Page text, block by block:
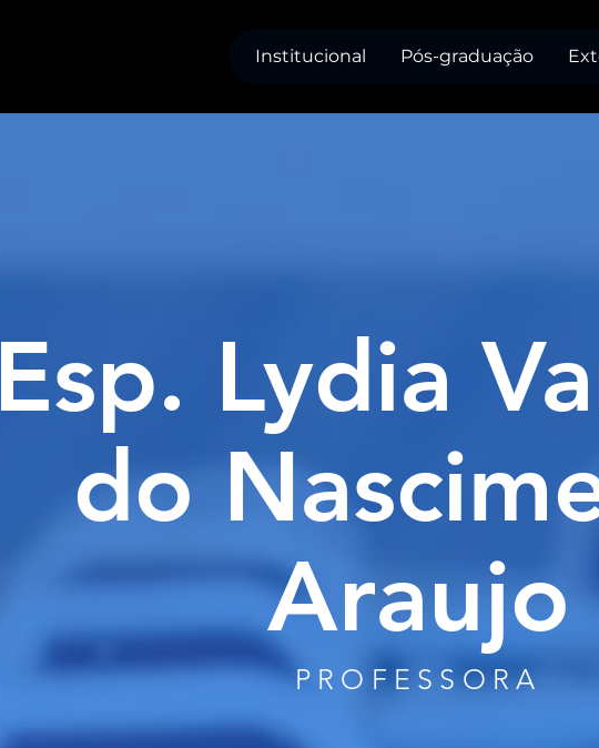
Institucional Pós-graduação
Esp. Lydia
do
Araujo
PROFESSORA